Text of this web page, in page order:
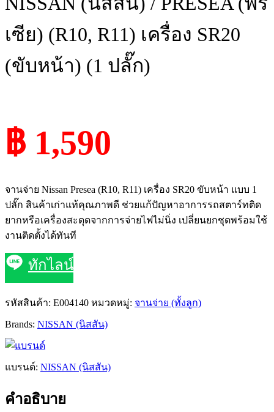
เซีย) (R10, R11) เครื่อง SR20
(ขับหน้า) (1 ปลั๊ก)
฿ 1,590
จานจ่าย Nissan Presea (R10, R11) เครื่อง SR20 ขับหน้า แบบ 1
ปลั๊ก สินค้าเก่าแท้คุณภาพดี ช่วยแก้ปัญหาอาการรถสตาร์ทติด
ยากหรือเครื่องสะดุดจากการจ่ายไฟไม่นิ่ง เปลี่ยนยกชุดพร้อมใช้
งานติดตั้งได้ทันที
ทักไลน์
รหัสสินค้า: E004140 หมวดหมู่: จานจ่าย (ทั้งลูก)
Brands: NISSAN (นิสสัน)
แบรนด์: NISSAN (นิสสัน)
คำอธิบาย